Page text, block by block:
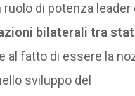
ruolo di potenza
bilaterali tra
al fatto di essere la
sviluppo del